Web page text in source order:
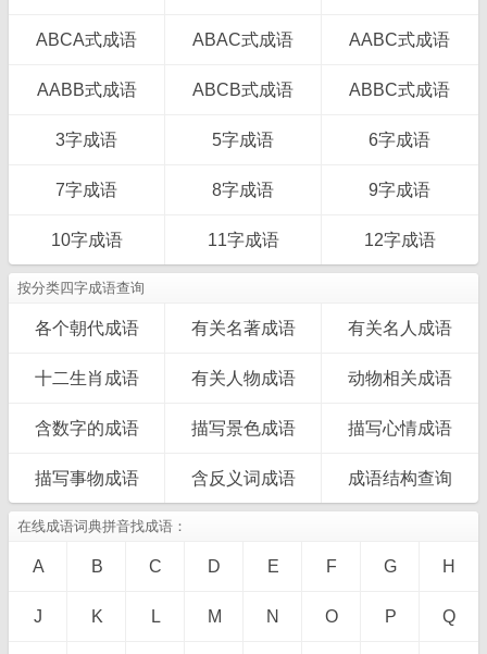
ABCA式成语 ABAC式成语 AABC式成语
AABB式成语 ABCB式成语 ABBC式成语
3字成语 5字成语 6字成语
7字成语 8字成语 9字成语
10字成语 11字成语 12字成语
按分类四字成语查询
各个朝代成语 有关名著成语 有关名人成语
十二生肖成语 有关人物成语 动物相关成语
含数字的成语 描写景色成语 描写心情成语
描写事物成语 含反义词成语 成语结构查询
在线成语词典拼音找成语：
A B C D E F G H
J K L M N O P Q